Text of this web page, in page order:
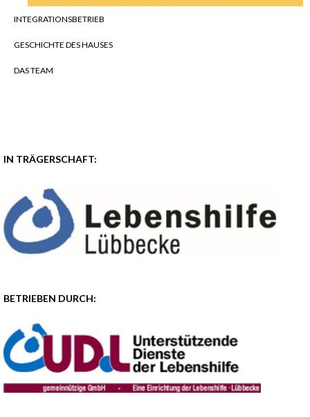
INTEGRATIONSBETRIEB
GESCHICHTE DES HAUSES
DAS TEAM
IN TRÄGERSCHAFT:
BETRIEBEN DURCH: